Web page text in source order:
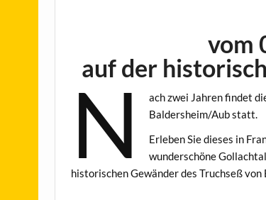
vom
auf der
N
ach zwei Jahren findet
Baldersheim/Aub statt.
Erleben Sie dieses in
wunderschöne
historischen Gewänder des Truchseß